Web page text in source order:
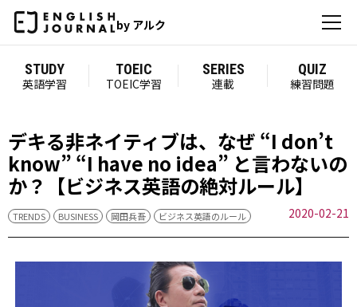
by アルク
STUDY
英語学習
TOEIC
TOEIC学習
SERIES
連載
QUIZ
練習問題
デキる非ネイティブは、なぜ “I don’t
know” “I have no idea” と言わないの
か？【ビジネス英語の絶対ルール】
TRENDS BUSINESS 岡田兵吾 ビジネス英語のルール 2020-02-21